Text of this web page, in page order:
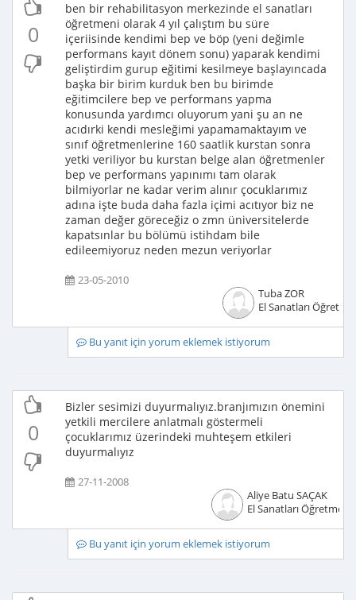
0
ben bir rehabilitasyon merkezinde el sanatları
öğretmeni olarak 4 yıl çalıştım bu süre
içeriisinde kendimi bep ve böp (yeni değimle
performans kayıt dönem sonu) yaparak kendimi
geliştirdim gurup eğitimi kesilmeye başlayıncada
başka bir birim kurduk ben bu birimde
eğitimcilere bep ve performans yapma
konusunda yardımcı oluyorum yani şu an ne
acıdırki kendi mesleğimi yapamamaktayım ve
sınıf öğretmenlerine 160 saatlik kurstan sonra
yetki veriliyor bu kurstan belge alan öğretmenler
bep ve performans yapınımı tam olarak
bilmiyorlar ne kadar verim alınır çocuklarımız
adına işte buda daha fazla içimi acıtıyor biz ne
zaman değer göreceğiz o zmn üniversitelerde
kapatsınlar bu bölümü istihdam bile
edileemiyoruz neden mezun veriyorlar
23-05-2010
Tuba ZOR
El Sanatları
Bu yanıt için yorum eklemek istiyorum
0
Bizler sesimizi duyurmalıyız.branjımızın önemini
yetkili mercilere anlatmalı göstermeli
çocuklarımız üzerindeki muhteşem etkileri
duyurmalıyız
27-11-2008
Aliye Batu SAÇAK
El Sanatları Öğretmeni
Bu yanıt için yorum eklemek istiyorum